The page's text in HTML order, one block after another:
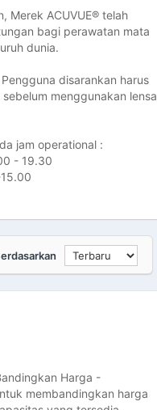
Merek ACUVUE® telah
bagi perawatan mata
dunia.
disarankan harus
menggunakan lensa
jam operational :
- 19.30
Harga -
membandingkan harga